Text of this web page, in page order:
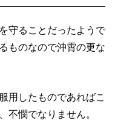
守ることだったようで
ものなので沖霄の更な
用したものであればこ
不憫でなりません。